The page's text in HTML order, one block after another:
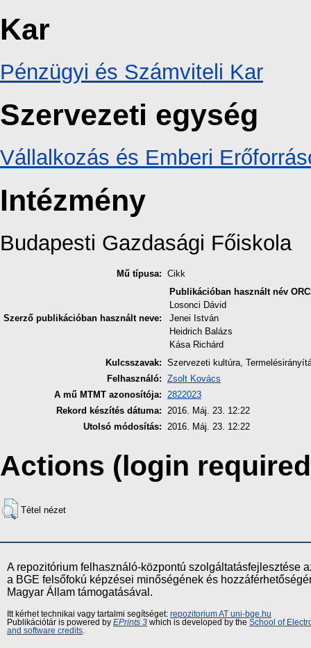
Kar
Pénzügyi és Számviteli Kar
Szervezeti egység
Vállalkozás és Emberi
Intézmény
Budapesti Gazdasági Főiskola
Mű típusa: Cikk
Szerző publikációban használt neve:
Publikációban használt név
Losonci Dávid
Jenei István
Heidrich Balázs
Kása Richárd
Kulcsszavak: Szervezeti kultúra,
Felhasználó: Zsolt Kovács
A mű MTMT azonosítója: 2822023
Rekord készítés dátuma: 2016. Máj. 23. 12:22
Utolsó módosítás: 2016. Máj. 23. 12:22
Actions (login
Tétel nézet
A repozitórium felhasználó-központú szolgáltatásfejlesztése
a BGE felsőfokú képzései minőségének és
Magyar Állam támogatásával.
Itt kérhet technikai vagy tartalmi segítséget: repozitorium AT uni-bge.hu
Publikációtár is powered by EPrints 3 which is developed by the School of
and software credits